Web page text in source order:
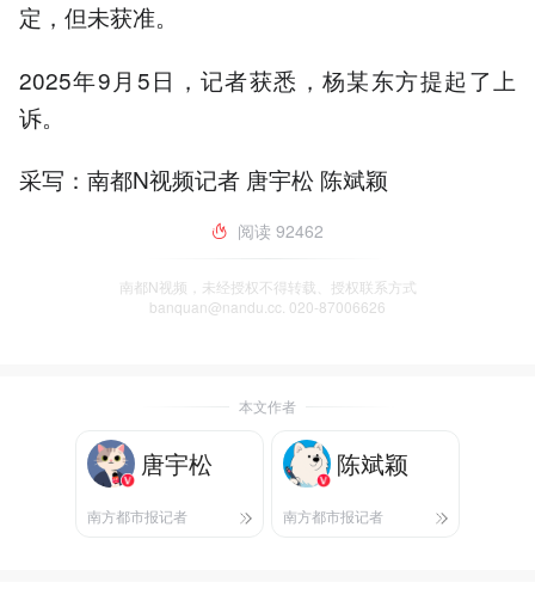
定，但未获准。
2025年9月5日，记者获悉，杨某东方提起了上
诉。
采写：南都N视频记者 唐宇松 陈斌颖
阅读 92462
南都N视频，未经授权不得转载、授权联系方式
banquan@nandu.cc. 020-87006626
本文作者
唐宇松
南方都市报记者
陈斌颖
南方都市报记者